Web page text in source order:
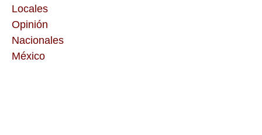
Locales
Opinión
Nacionales
México